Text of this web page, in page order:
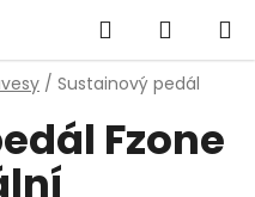
Hledat
KOŠÍK
/ Sustainový pedál
Fzone